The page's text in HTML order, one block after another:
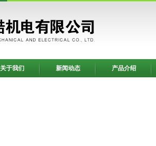
关于我们 新闻动态 产品介绍